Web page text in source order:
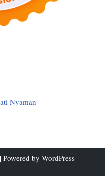
| Powered by WordPress